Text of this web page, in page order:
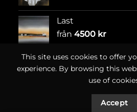
Last
från 4500 kr
This site uses cookies to offer
experience. By browsing this
use of
Accept